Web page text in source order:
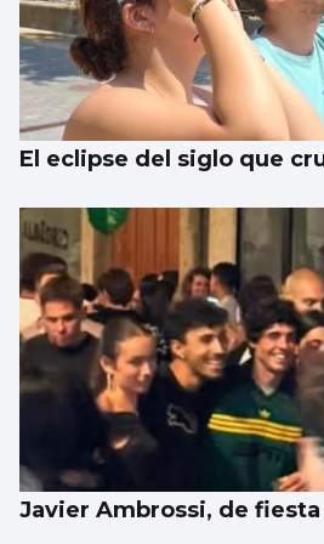
El eclipse del siglo que
Javier Ambrossi, de